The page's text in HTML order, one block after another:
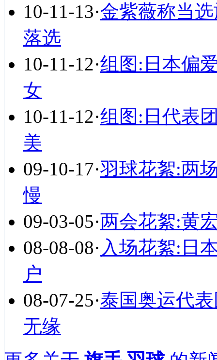
10-11-13·金紫薇称当
落选
10-11-12·组图:日本偏
女
10-11-12·组图:日代表
美
09-10-17·羽球花絮:两
慢
09-03-05·两会花絮:黄
08-08-08· 入场花絮:日
户
08-07-25·泰国奥运代
无缘